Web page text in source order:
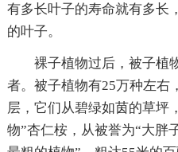
有多长叶子的寿命就有多长
的叶子。
裸子植物过后，被子植
者。被子植物有25万种左右
层，它们从碧绿如茵的草坪
物”杏仁桉，从被誉为“大胖